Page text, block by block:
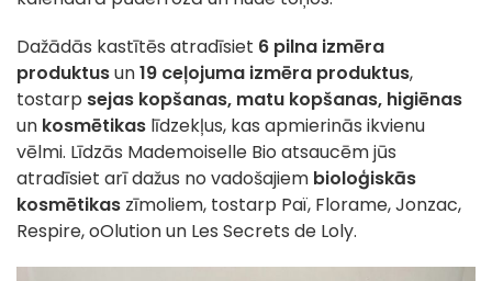
Dažādās kastītēs atradīsiet 6 pilna izmēra
produktusun19 ceļojuma izmēra produktus,
tostarp sejas kopšanas, matu kopšanas, higiēnas
un kosmētikas līdzekļus, kas apmierinās ikvienu
vēlmi. Līdzās Mademoiselle Bio atsaucēm jūs
atradīsiet arī dažus no vadošajiem bioloģiskās
kosmētikas zīmoliem, tostarp Paï, Florame, Jonzac,
Respire, oOlution un Les Secrets de Loly.